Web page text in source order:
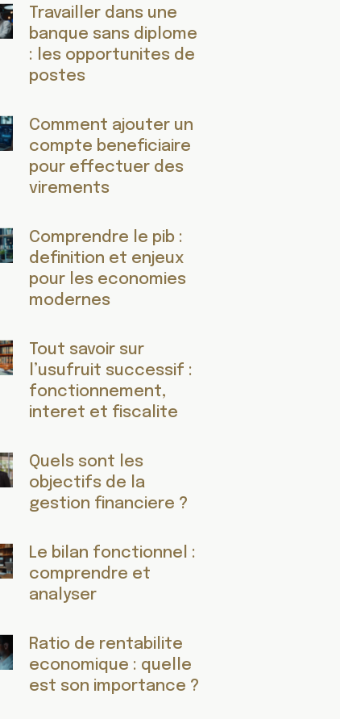
Travailler dans une
banque sans diplome
: les opportunites de
postes
Comment ajouter un
compte beneficiaire
pour effectuer des
virements
Comprendre le pib :
definition et enjeux
pour les economies
modernes
Tout savoir sur
l’usufruit successif :
fonctionnement,
interet et fiscalite
Quels sont les
objectifs de la
gestion financiere ?
Le bilan fonctionnel :
comprendre et
analyser
Ratio de rentabilite
economique : quelle
est son importance ?